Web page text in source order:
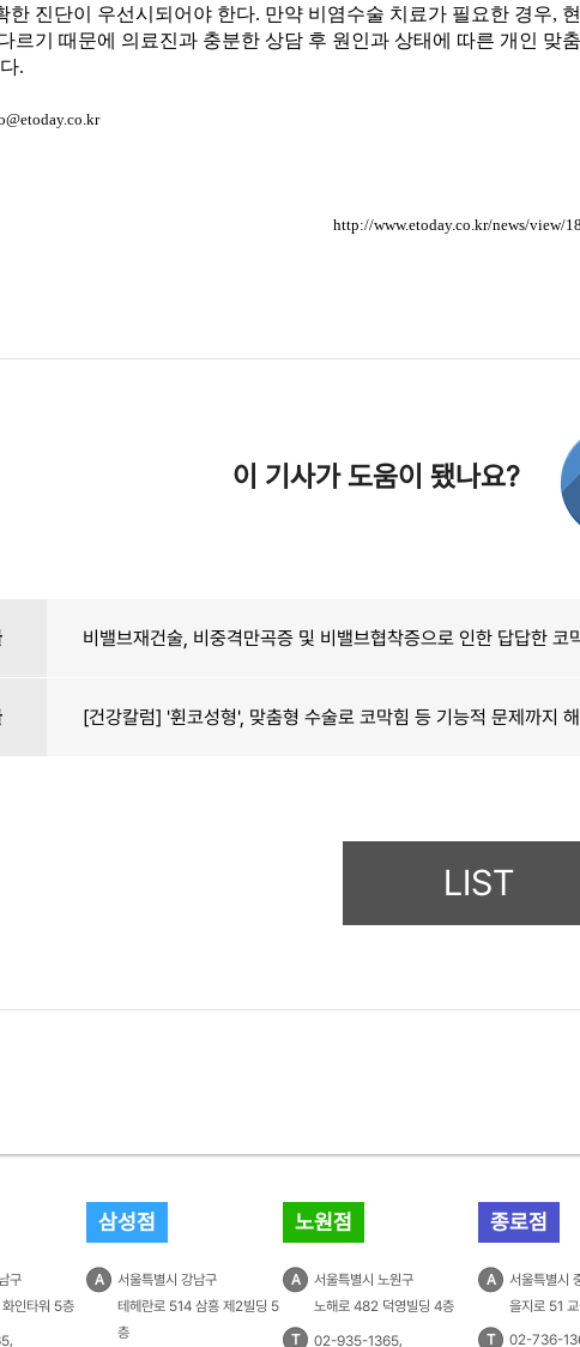
한 진단이 우선시되어야 한다. 만약 비염수술 치료가 필요한 경우,
르기 때문에 의료진과 충분한 상담 후 원인과 상태에 따른 개인 맞
.
http://www.etoday.co.kr/news/view/
이 기사가 도움이 됐나요?
비밸브재건술, 비중격만곡증 및 비밸브협착증으로 인한 답답한 코
[건강칼럼] '휜코성형', 맞춤형 수술로 코막힘 등 기능적 문제까지
LIST
구
인타워 5층
삼성점
A
서울특별시 강남구
테헤란로 514 삼흥 제2빌딩 5
층
노원점
A
서울특별시 노원구
노해로 482 덕영빌딩 4층
T
02-935-1365,
종로점
A
서울특별시
을지로 51
T
02-736-